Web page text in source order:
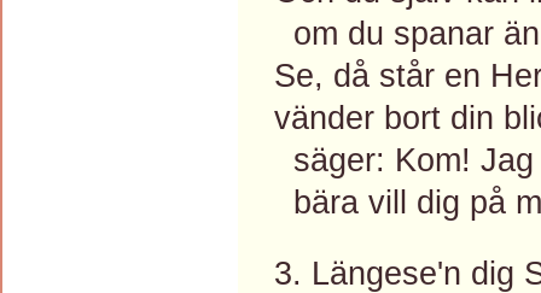
om du spanar
Se, då står en
vänder bort din
säger: Kom!
bära vill dig på
3. Längese'n dig